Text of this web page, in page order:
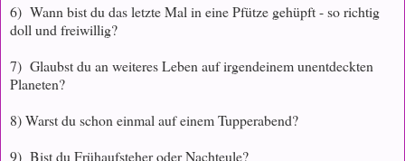
6) Wann bist du das letzte Mal in eine Pfütze gehüpft - so richtig
doll und freiwillig?
7) Glaubst du an weiteres Leben auf irgendeinem unentdeckten
Planeten?
8) Warst du schon einmal auf einem Tupperabend?
9) Bist du Frühaufsteher oder Nachteule?